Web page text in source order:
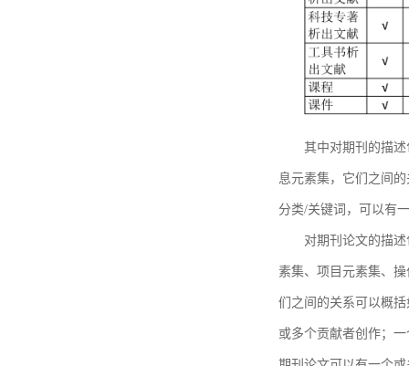
其中对期刊的描
息元素集，它们之间
分类/关键词，可以有
对期刊论文的描
素集、项目元素集、
们之间的关系可以概
或多个贡献者创作；